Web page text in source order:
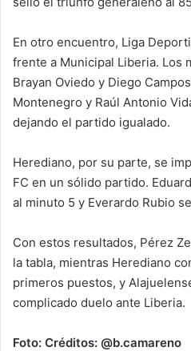
En otro encuentro, Liga
frente a Municipal Liberia. Los
Brayan Oviedo y Diego
Montenegro y Raúl Antonio
dejando el partido igualado.
Herediano, por su parte, se
FC en un sólido partido.
al minuto 5 y Everardo Rubio
Con estos resultados, Pérez
la tabla, mientras Herediano
primeros puestos, y
complicado duelo ante Liberia.
Foto: Créditos: @b.camareno